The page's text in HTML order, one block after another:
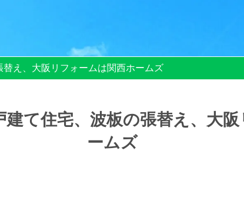
え、大阪リフォームは関西ホームズ
て住宅、波板の張替え、大
ームズ